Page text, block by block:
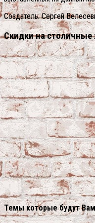
Создатель: Сергей
Скидки на столичные
Темы которые будут